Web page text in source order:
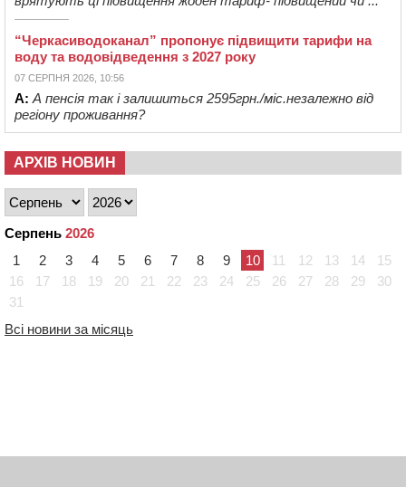
“Черкасиводоканал” пропонує підвищити тарифи на
воду та водовідведення з 2027 року
07 СЕРПНЯ 2026, 10:56
А: А пенсія так і залишиться 2595грн./міс.незалежно від
регіону проживання?
АРХІВ НОВИН
Серпень 2026
1
2 3 4 5 6 7 8 9 10 11 12 13 14
15
16
17 18 19 20 21 22 23 24 25 26 27 28 29
30
31
Всі новини за місяць